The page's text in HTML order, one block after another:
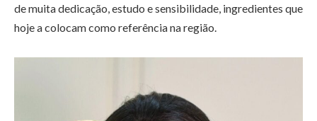
de muita dedicação, estudo e sensibilidade, ingredientes que
hoje a colocam como referência na região.